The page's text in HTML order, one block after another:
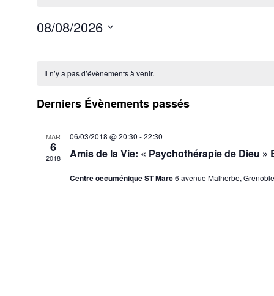
08/08/2026
date.
de
Évènements
Il n’y a pas d’évènements à venir.
Derniers Évènements passés
MAR
6
2018
06/03/2018 @ 20:30 -22:30
Amis de la Vie: « Psychothérapie de Dieu »
Centre oecuménique ST Marc6 avenue Malherbe, Grenoble